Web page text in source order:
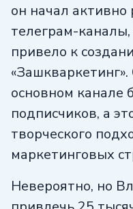
он начал активно
телеграм-
привело к
основном канале
подписчиков, а
творческого
маркетинговых
Невероятно, но